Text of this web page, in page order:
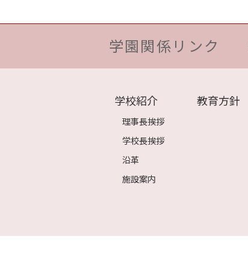
学園関係リンク
学校紹介
理事長挨拶
学校長挨拶
沿革
施設案内
教育方針